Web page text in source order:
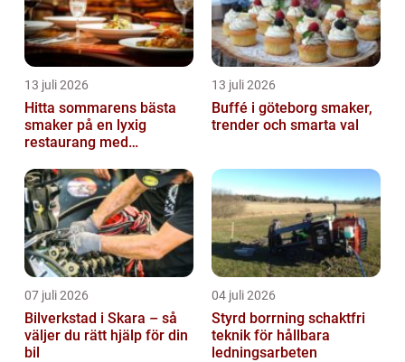
13 juli 2026
Hitta sommarens bästa
smaker på en lyxig
restaurang med
Östermalm
13 juli 2026
Buffé i göteborg smaker,
trender och smarta val
07 juli 2026
Bilverkstad i Skara – så
väljer du rätt hjälp för din
bil
04 juli 2026
Styrd borrning schaktfri
teknik för hållbara
ledningsarbeten